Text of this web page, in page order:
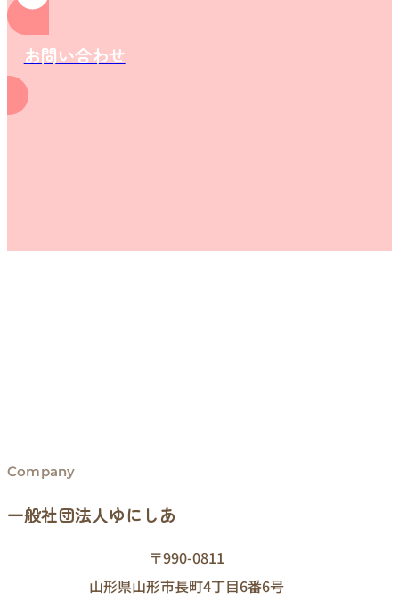
お問い合わせ
Company
一般社団法人ゆにしあ
〒990-0811
山形県山形市長町4丁目6番6号